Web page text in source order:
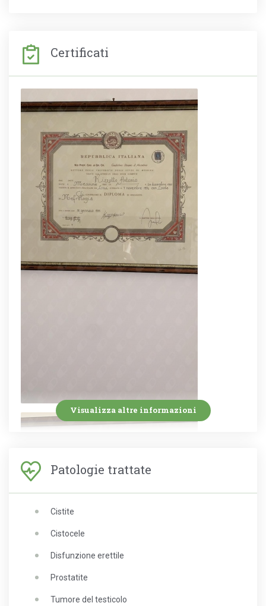
Certificati
Visualizza altre informazioni
Patologie trattate
Cistite
Cistocele
Disfunzione erettile
Prostatite
Tumore del testicolo